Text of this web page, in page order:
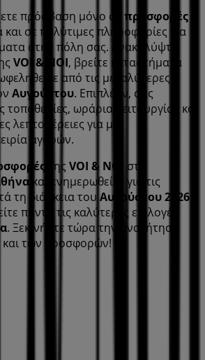
πρόσβαση μόνο σε προσφορές
και σε πολύτιμες πληροφορίες για
στην πόλη σας. Ανακαλύψτε
VOI & NOI, βρείτε καταστήματα
από τις μεγαλύτερες
Αυγούστου. Επιπλέον, σας
ωράρια λειτουργίας και
λεπτομέρειες για μια
αγορών.
της VOI & NOI
στα
Αθήνα και ενημερωθείτε για τις
τη διάρκεια του Αυγούστου 2026
πάντα τις καλύτερες επιλογές
. Ξεκινήστε τώρα την αναζήτηση
των προσφορών!